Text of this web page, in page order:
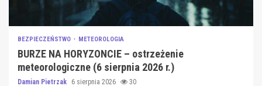
BEZPIECZEŃSTWO METEOROLOGIA
BURZE NA HORYZONCIE – ostrzeżenie
meteorologiczne (6 sierpnia 2026 r.)
Damian Pietrzak 6 sierpnia 2026 30